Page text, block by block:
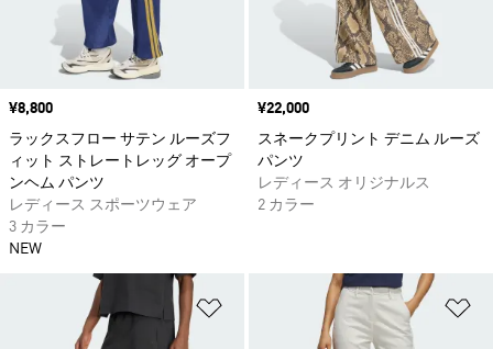
価格
¥8,800
ラックスフロー サテン ルーズフ
ィット ストレートレッグ オープ
ンヘム パンツ
レディース スポーツウェア
3 カラー
NEW
価格
¥22,000
スネークプリント デニム ルーズ
パンツ
レディース オリジナルス
2 カラー
ほしいものリストに追加